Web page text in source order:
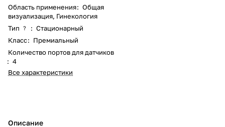
Область применения: Общая
визуализация, Гинекология
Тип
? : Стационарный
Класс: Премиальный
Количество портов для датчиков
: 4
Все характеристики
Описание